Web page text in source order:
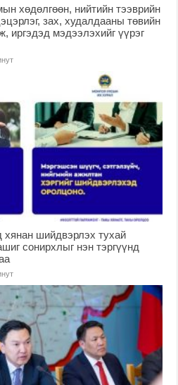
хөдөлгөөн, нийтийн тээврийн
зах, худалдааны төвийн
иргэдэд мэдээлэхийг үүрэг
хянан шийдвэрлэх тухай
сонирхлыг нэн тэргүүнд